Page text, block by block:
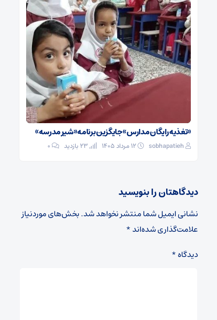
«تغذیه رایگان مدارس» جایگزین برنامه «شیر مدرسه»
sobhapatieh ۰
دیدگاهتان را بنویسید
نشانی ایمیل شما منتشر نخواهد شد.بخش‌های موردنیاز
علامت‌گذاری شده‌اند*
دیدگاه*